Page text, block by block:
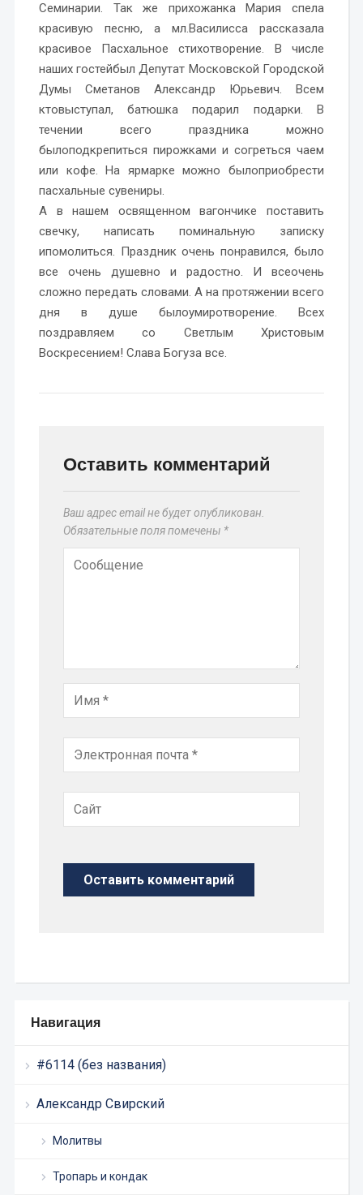
Навигация
#6114 (без названия)
Александр Свирский
Молитвы
Тропарь и кондак
Семинарии. Так же прихожанка Мария спела
красивую песню, а мл.Василисса рассказала
красивое Пасхальное стихотворение. В числе
наших гостейбыл Депутат Московской Городской
Думы Сметанов Александр Юрьевич. Всем
ктовыступал, батюшка подарил подарки. В
течении всего праздника можно
былоподкрепиться пирожками и согреться чаем
или кофе. На ярмарке можно былоприобрести
пасхальные сувениры.
А в нашем освященном вагончике поставить
свечку, написать поминальную записку
ипомолиться. Праздник очень понравился, было
все очень душевно и радостно. И всеочень
сложно передать словами. А на протяжении всего
дня в душе былоумиротворение. Всех
поздравляем со Светлым Христовым
Воскресением! Слава Богуза все.
Оставить комментарий
Ваш адрес email не будет опубликован.
Обязательные поля помечены *